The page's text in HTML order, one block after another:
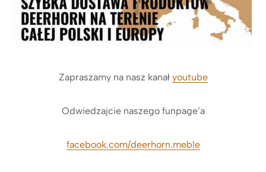
Zapraszamy na nasz kanał youtube
Odwiedzajcie naszego funpage’a
facebook.com/deerhorn.meble